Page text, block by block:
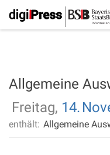
Allgemeine
Freitag, 14.
enthält: Allgemeine